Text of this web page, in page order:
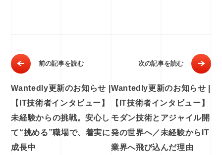
前の記事を読む
Wantedly更新のお知らせ |
【IT技術者インタビュー】
未経験からの挑戦。安心し
て“挑める”職場で、着実に
成長中
次の記事を読む
Wantedly更新のお知らせ |
【IT技術者インタビュー】
モダン技術とアジャイル開
発の世界へ／未経験からIT
業界へ飛び込んだ理由